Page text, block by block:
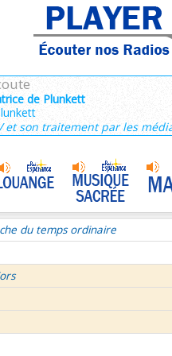
de Plunkett
et son traitement par les
Témoin de la joie au travail
! 2/2
du temps ordinaire